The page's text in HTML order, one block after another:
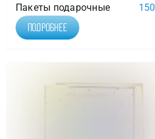
Пакеты подарочные 150
Подробнее